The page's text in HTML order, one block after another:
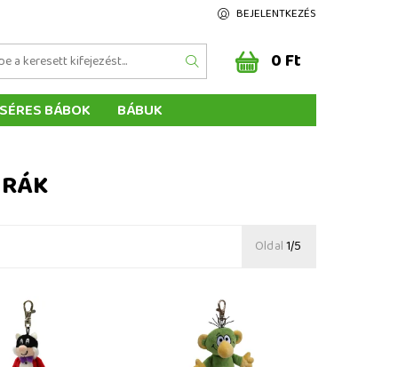
BEJELENTKEZÉS
0 Ft
BÁBOK
BÁBUK
Oldal1/5
cm (Lóhere), plüss Nádbéka 10 cm, plüss medál
karabineren